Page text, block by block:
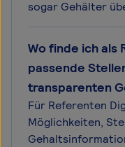
sogar Gehälter
Wo finde ich als
passende
transparenten
Für Referenten
Möglichkeiten,